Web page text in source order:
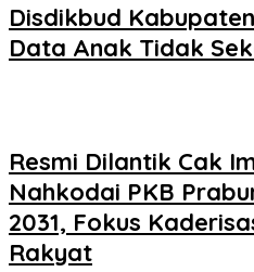
Disdikbud
Data Anak Tidak
Resmi Dilantik Cak
Nahkodai PKB
2031, Fokus
Rakyat